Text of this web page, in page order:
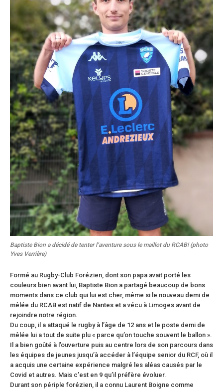
Baptiste Bion a décidé de tenter l’aventure sous le maillot du RCAB! (photo
Yves Verrière)
Formé au Rugby-Club Forézien, dont son papa avait porté les
couleurs bien avant lui, Baptiste Bion a partagé beaucoup de bons
moments dans ce club qui lui est cher, même si le nouveau demi de
mêlée du RCAB est natif de Nantes et a vécu à Limoges avant de
rejoindre notre région.
Du coup, il a attaqué le rugby à l’âge de 12 ans et le poste demi de
mêlée lui a tout de suite plu « parce qu’on touche souvent le ballon ».
Il a bien goûté à l’ouverture puis au centre lors de son parcours dans
les équipes de jeunes jusqu’à accéder à l’équipe senior du RCF, où il
a acquis une certaine expérience malgré les aléas causés par le
Covid et autres. Mais c’est en 9 qu’il préfère évoluer.
Durant son périple forézien, il a connu Laurent Boigne comme